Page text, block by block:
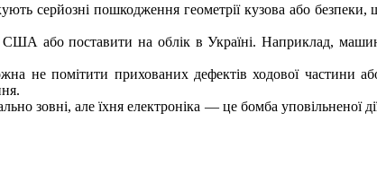
серйозні пошкодження геометрії кузова або
або поставити на облік в Україні. Наприклад,
не помітити прихованих дефектів ходової частини
але їхня електроніка — це бомба уповільненої